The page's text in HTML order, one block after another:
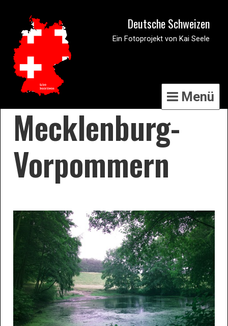
Deutsche Schweizen
Ein Fotoprojekt von Kai Seele
Menü
Mecklenburg-
Vorpommern